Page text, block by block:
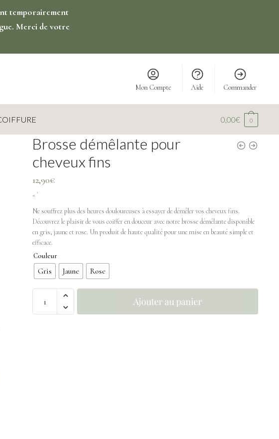
temporairement
Merci de votre
Mon Compte Aide Commander
0,00€ 0
Brosse démêlante pour
cheveux fins
12,90€
« `
Ne souffrez plus des heures douloureuses à essayer de démêler vos cheveux fins.
Découvrez le plaisir de vous coiffer en douceur avec notre brosse démêlante disponible
en gris, jaune et rose. Un produit de haute qualité pour une mise en beauté simple et
efficace.
Couleur
Gris Jaune Rose
Ajouter au panier